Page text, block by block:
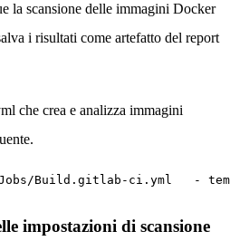
la scansione delle immagini Docker
i risultati come artefatto del report
che crea e analizza immagini
ci.yml   - template:
impostazioni di scansione